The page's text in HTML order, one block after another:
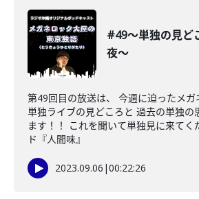
#49〜単独の見ど
夜〜
第49回目の放送は、 今週に迫ったメ
単独ライブの見どころと 過去の単独の
ます！！ これを聞いて単独見に来てく
ド『人間味』
2023.09.06 |00:22:26